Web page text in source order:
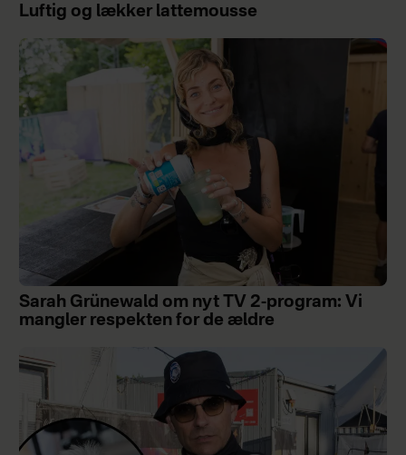
Luftig og lækker lattemousse
Sarah Grünewald om nyt TV 2-program: Vi
mangler respekten for de ældre